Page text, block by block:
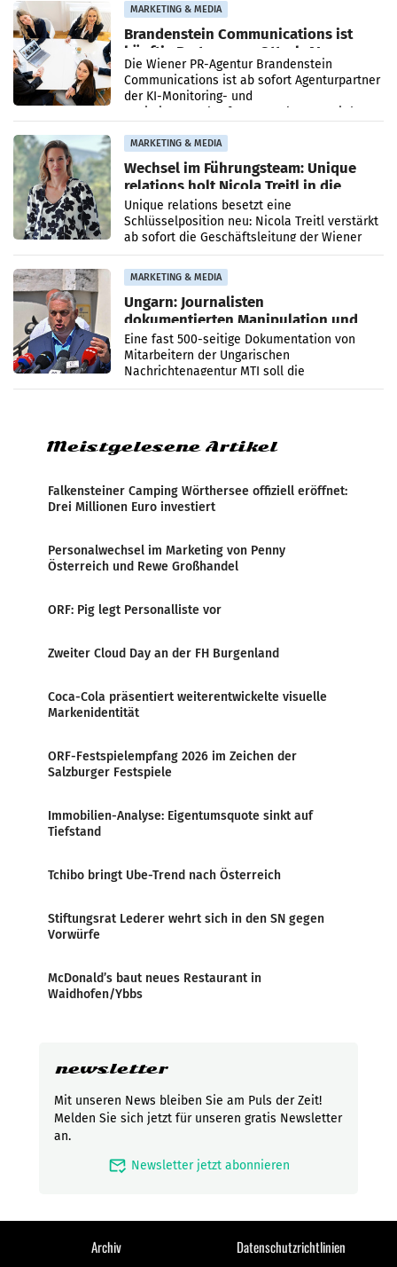
MARKETING & MEDIA
Brandenstein Communications ist
künftig Partner von OtterlyAI
Die Wiener PR-Agentur Brandenstein
Communications ist ab sofort Agenturpartner
der KI-Monitoring- und
Optimierungsplattform OtterlyAI. Damit baut
MARKETING & MEDIA
Wechsel im Führungsteam: Unique
relations holt Nicola Treitl in die
Geschäftsleitung
Unique relations besetzt eine
Schlüsselposition neu: Nicola Treitl verstärkt
ab sofort die Geschäftsleitung der Wiener
PR-Agentur an der Seite von Josef Kalina und
Anna Kalina-Mahr.
MARKETING & MEDIA
Ungarn: Journalisten
dokumentierten Manipulation und
Zensur
Eine fast 500-seitige Dokumentation von
Mitarbeitern der Ungarischen
Nachrichtenagentur MTI soll die
systematische Nachrichten-Manipulation und
Meistgelesene Artikel
Falkensteiner Camping Wörthersee offiziell eröffnet:
Drei Millionen Euro investiert
Personalwechsel im Marketing von Penny
Österreich und Rewe Großhandel
ORF: Pig legt Personalliste vor
Zweiter Cloud Day an der FH Burgenland
Coca-Cola präsentiert weiterentwickelte visuelle
Markenidentität
ORF-Festspielempfang 2026 im Zeichen der
Salzburger Festspiele
Immobilien-Analyse: Eigentumsquote sinkt auf
Tiefstand
Tchibo bringt Ube-Trend nach Österreich
Stiftungsrat Lederer wehrt sich in den SN gegen
Vorwürfe
McDonald’s baut neues Restaurant in
Waidhofen/Ybbs
newsletter
Mit unseren News bleiben Sie am Puls der Zeit!
Melden Sie sich jetzt für unseren gratis Newsletter
an.
mark_email_read Newsletter jetzt abonnieren
Archiv
Datenschutzrichtlinien